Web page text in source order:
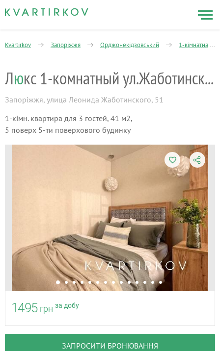
Kvartirkov Запоріжжя Орджонекідзовський 1-кімнатна
Лю кс 1-комнатный ул.Жаботинского 51
Запоріжжя, улица Леонида Жаботинского, 51
1-кімн. квартира для 3 гостей, 41 м2,
5 поверх 5-ти поверхового будинку
1495 грн за добу
ЗАПРОСИТИ БРОНЮВАННЯ